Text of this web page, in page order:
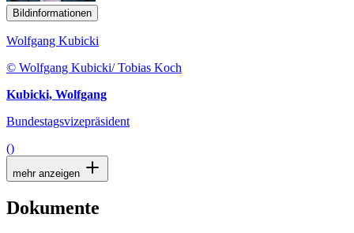
Bildinformationen
Wolfgang Kubicki
© Wolfgang Kubicki/ Tobias Koch
Kubicki, Wolfgang
Bundestagsvizepräsident
()
mehr anzeigen
Dokumente